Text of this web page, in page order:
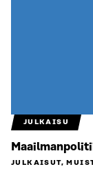
JULKAISU
JULKAISUT,